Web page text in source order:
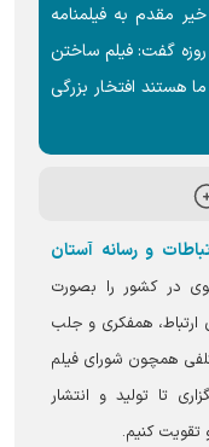
مقدم به فیلمنامه
گفت: فیلم ساختن
هستند افتخار بزرگی
و رسانه آستان
در کشور را بصورت
ارتباط، همفکری و جلب
همچون شورای فیلم
تا تولید و انتشار
کنیم.